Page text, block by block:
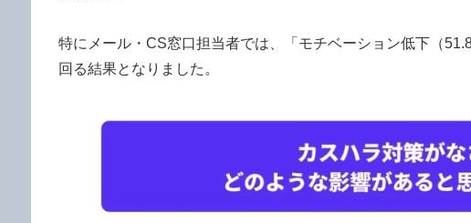
特にメール・CS窓口担当者では、「モチベーション低下（
回る結果となりました。